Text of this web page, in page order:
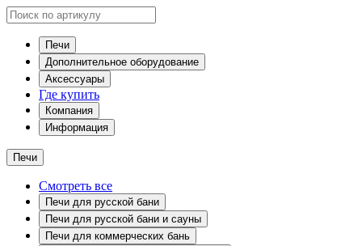
Печи
Дополнительное оборудование
Аксессуары
Где купить
Компания
Информация
Печи
Смотреть все
Печи для русской бани
Печи для русской бани и сауны
Печи для коммерческих бань